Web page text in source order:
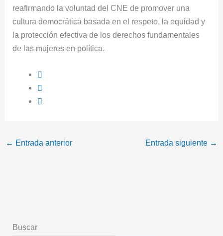
reafirmando la voluntad del CNE de promover una
cultura democrática basada en el respeto, la equidad y
la protección efectiva de los derechos fundamentales
de las mujeres en política.
← Entrada anterior Entrada siguiente →
Buscar